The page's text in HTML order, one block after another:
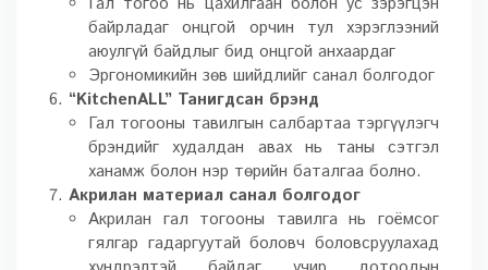
байрладаг онцгой орчин тул хэрэглээний
аюулгүй байдлыг бид онцгой анхаардаг
Эргономикийн зөв шийдлийг санал болгодог
“KitchenALL” Танигдсан брэнд
Гал тогооны тавилгын салбартаа тэргүүлэгч
брэндийг худалдан авах нь таны сэтгэл
ханамж болон нэр төрийн баталгаа болно.
Акрилан материал санал болгодог
Акрилан гал тогооны тавилга нь гоёмсог
гялгар гадаргуутай боловч боловсруулахад